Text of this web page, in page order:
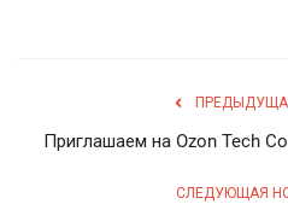
Приглашаем на Ozon Tech
СЛЕДУЮЩАЯ